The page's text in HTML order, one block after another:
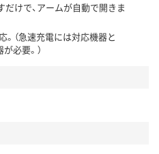
けで、アームが自動で開きま
。（急速充電には対応機器と
必要。）